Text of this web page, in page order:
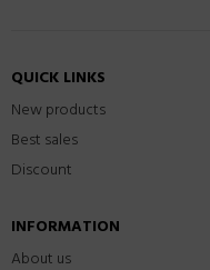
QUICK LINKS
New products
Best sales
Discount
INFORMATION
About us